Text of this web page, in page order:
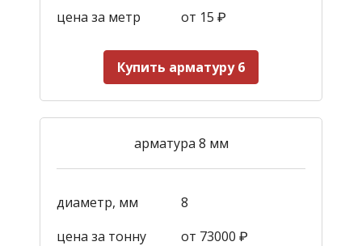
цена за метр
от 15 ₽
Купить арматуру 6
арматура 8 мм
диаметр, мм
8
цена за тонну
от 73000 ₽